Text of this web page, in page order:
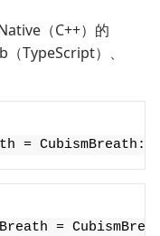
（C++）的
TypeScript）、
= CubismBreath::
=